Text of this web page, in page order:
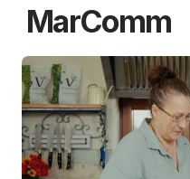
MarComm